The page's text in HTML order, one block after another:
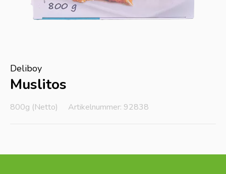
Deliboy
Muslitos
800g (Netto) Artikelnummer: 92838